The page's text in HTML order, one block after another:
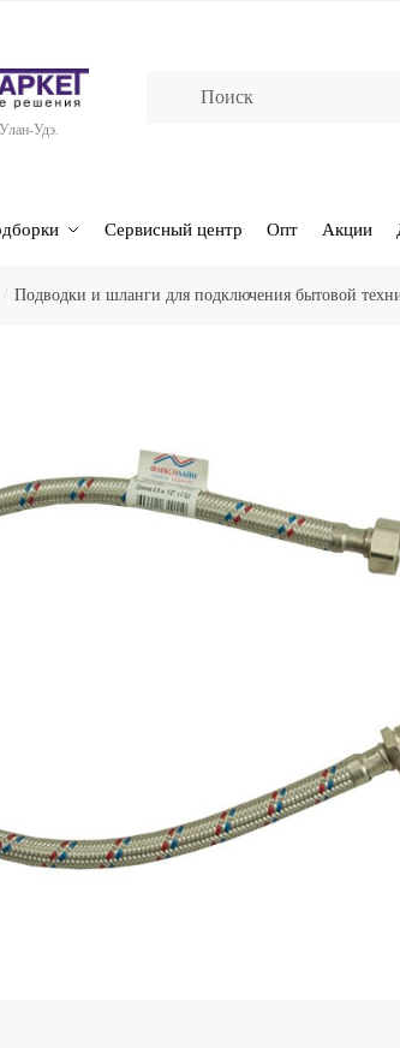
Удэ.
Сервисный центр Опт Акции
Подводки и шланги для подключения бытовой